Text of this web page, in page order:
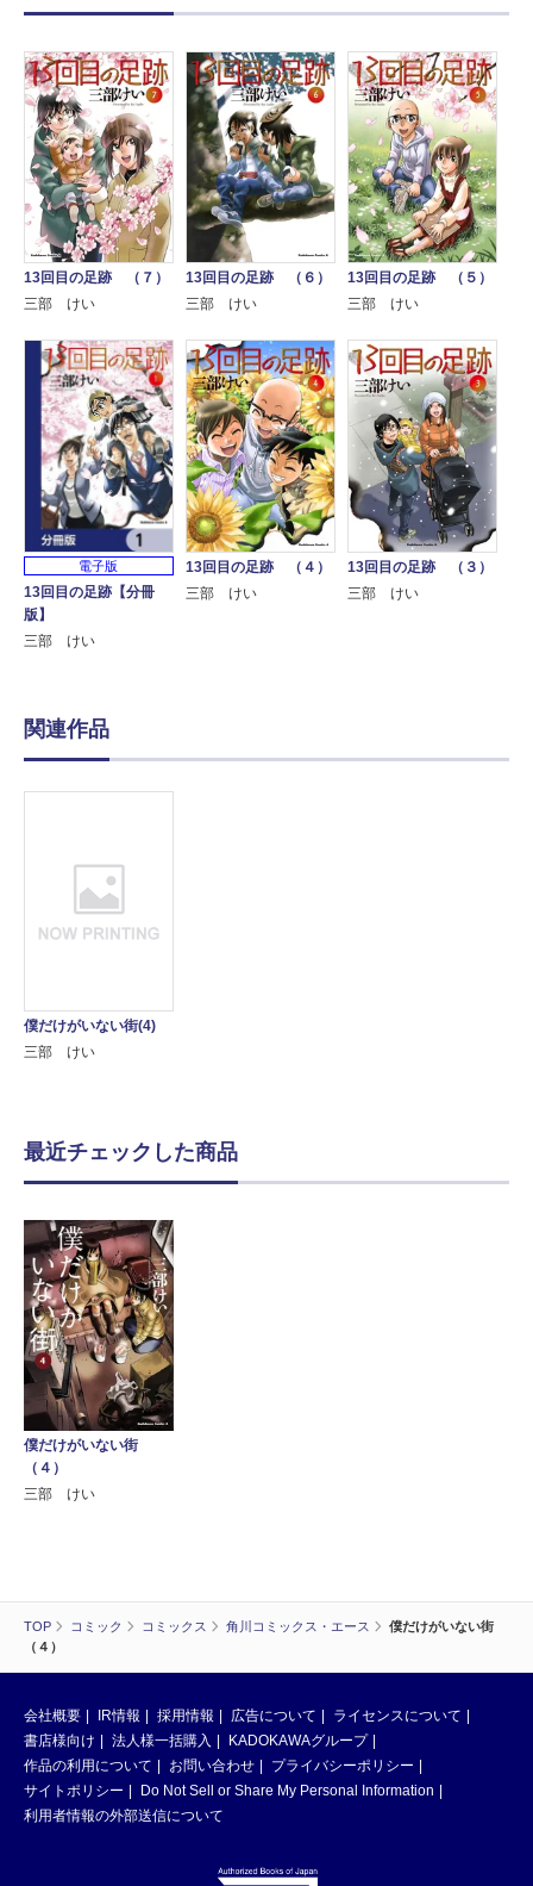
TOP コミック コミックス 角川コミックス・エース
僕だけがいない街
（４）
13回目の足跡 （７）
三部 けい
13回目の足跡 （６）
三部 けい
13回目の足跡 （５）
三部 けい
電子版
13回目の足跡【分冊
版】
三部 けい
13回目の足跡 （４）
三部 けい
13回目の足跡 （３）
三部 けい
関連作品
僕だけがいない街(4)
三部 けい
最近チェックした商品
僕だけがいない街
（４）
三部 けい
会社概要 IR情報 採用情報 広告について
ライセンスについて
書店様向け
法人様一括購入
KADOKAWAグループ
作品の利用について
お問い合わせ
プライバシーポリシー
サイトポリシー
Do Not Sell or Share My Personal Information
利用者情報の外部送信について